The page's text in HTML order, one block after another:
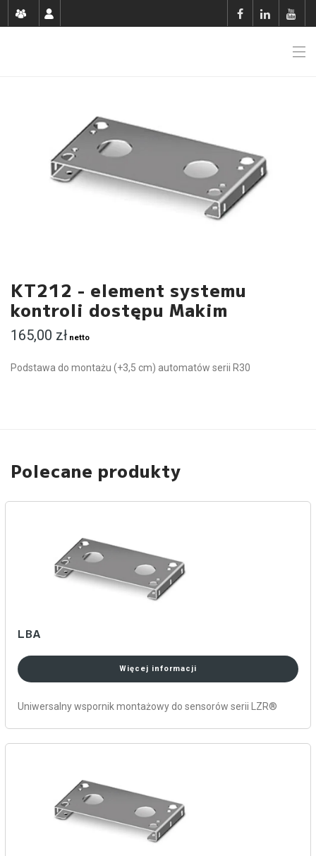
KT212 - element systemu
kontroli dostępu Makim
165,00 zł netto
Podstawa do montażu (+3,5 cm) automatów serii R30
Polecane produkty
LBA
Więcej informacji
Uniwersalny wspornik montażowy do sensorów serii LZR®